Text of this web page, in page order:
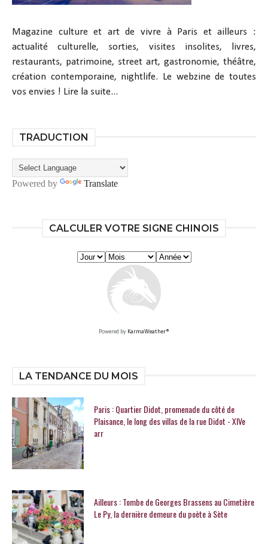
Magazine culture et art de vivre à Paris et ailleurs :
actualité culturelle, sorties, visites insolites, livres,
restaurants, patrimoine, street art, gastronomie, théâtre,
création contemporaine, nightlife. Le webzine de toutes
vos envies ! Lire la suite...
TRADUCTION
Powered by Translate
CALCULER VOTRE SIGNE CHINOIS
Powered by KarmaWeather®
LA TENDANCE DU MOIS
Paris : Quartier Didot, promenade du côté de
Plaisance, le long des villas de la rue Didot - XIVe
arr
Ailleurs : Tombe de Georges Brassens au Cimetière
Le Py, la dernière demeure du poète à Sète